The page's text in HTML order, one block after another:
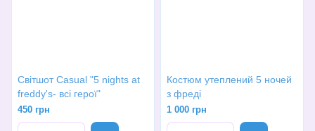
Світшот Casual "5 nights at
freddy's- всі герої"
450 грн
Костюм утеплений 5 ночей
з фреді
1 000 грн